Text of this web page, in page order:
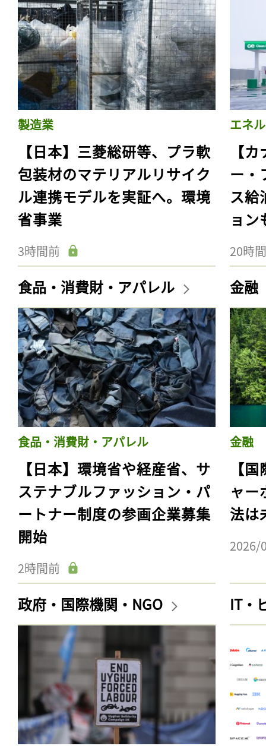
製造業
【日本】三菱総研等、プラ軟
包装材のマテリアルリサイク
ル連携モデルを実証へ。環境
省事業
3時間前
エネ
【
ー・
ス給
ョン
20時
食品・消費財・アパレル
食品・消費財・アパレル
【日本】環境省や経産省、サ
ステナブルファッション・パ
ートナー制度の参画企業募集
開始
2時間前
金融
金融
【
ャー
法は
2026/
政府・国際機関・NGO IT・